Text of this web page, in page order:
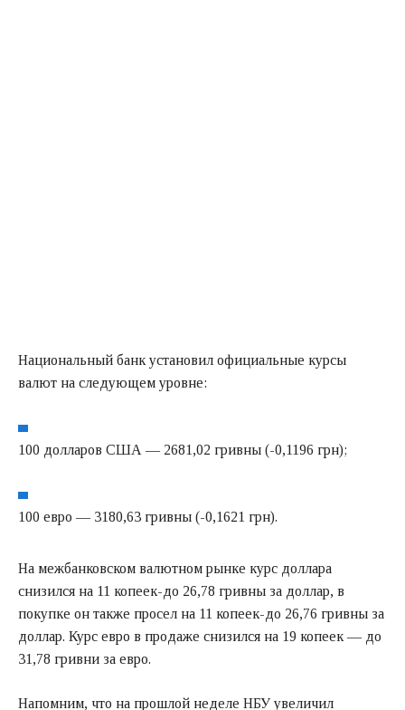
Национальный банк установил официальные курсы
валют на следующем уровне:
100 долларов США — 2681,02 гривны (-0,1196 грн);
100 евро — 3180,63 гривны (-0,1621 грн).
На межбанковском валютном рынке курс доллара
снизился на 11 копеек-до 26,78 гривны за доллар, в
покупке он также просел на 11 копеек-до 26,76 гривны за
доллар. Курс евро в продаже снизился на 19 копеек — до
31,78 гривни за евро.
Напомним, что на прошлой неделе НБУ увеличил